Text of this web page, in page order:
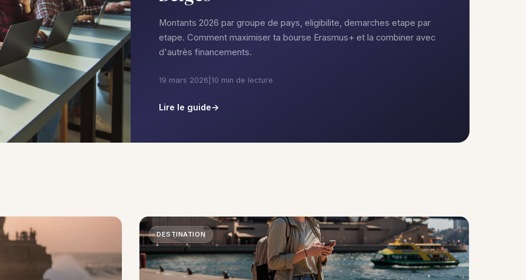
Montants 2026 par groupe de pays, eligibilite, demarches etape par
etape. Comment maximiser ta bourse Erasmus+ et la combiner avec
d'autrès financements.
19 mars 2026 10 min de lecture
Lire le guide
DESTINATION